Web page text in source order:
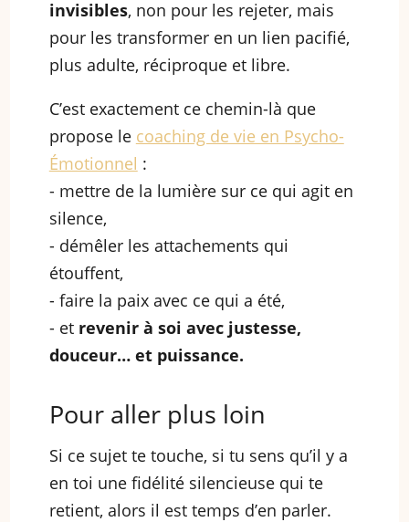
invisibles, non pour les rejeter, mais
pour les transformer en un lien pacifié,
plus adulte, réciproque et libre.
C’est exactement ce chemin-là que
propose le coaching de vie en Psycho-
Émotionnel :
- mettre de la lumière sur ce qui agit en
silence,
- démêler les attachements qui
étouffent,
- faire la paix avec ce qui a été,
- et revenir à soi avec justesse,
douceur… et puissance.
Pour aller plus loin
Si ce sujet te touche, si tu sens qu’il y a
en toi une fidélité silencieuse qui te
retient, alors il est temps d’en parler.